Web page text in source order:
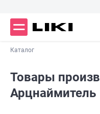
Каталог
Товары
Арцнаймитель